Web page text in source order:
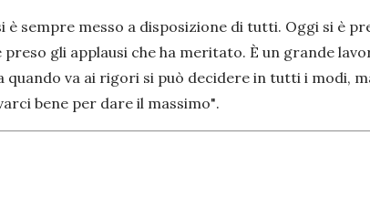
è sempre messo a disposizione di tutti. Oggi si è
gli applausi che ha meritato. È un grande
va ai rigori si può decidere in tutti i modi,
bene per dare il massimo".